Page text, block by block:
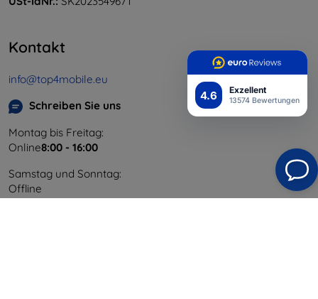
4.6 Exzellent
13574 Bewertungen
Kontakt
info@top4mobile.eu
Schreiben Sie uns
Montag bis Freitag:
Online8:00 - 16:00
Samstag und Sonntag:
Offline